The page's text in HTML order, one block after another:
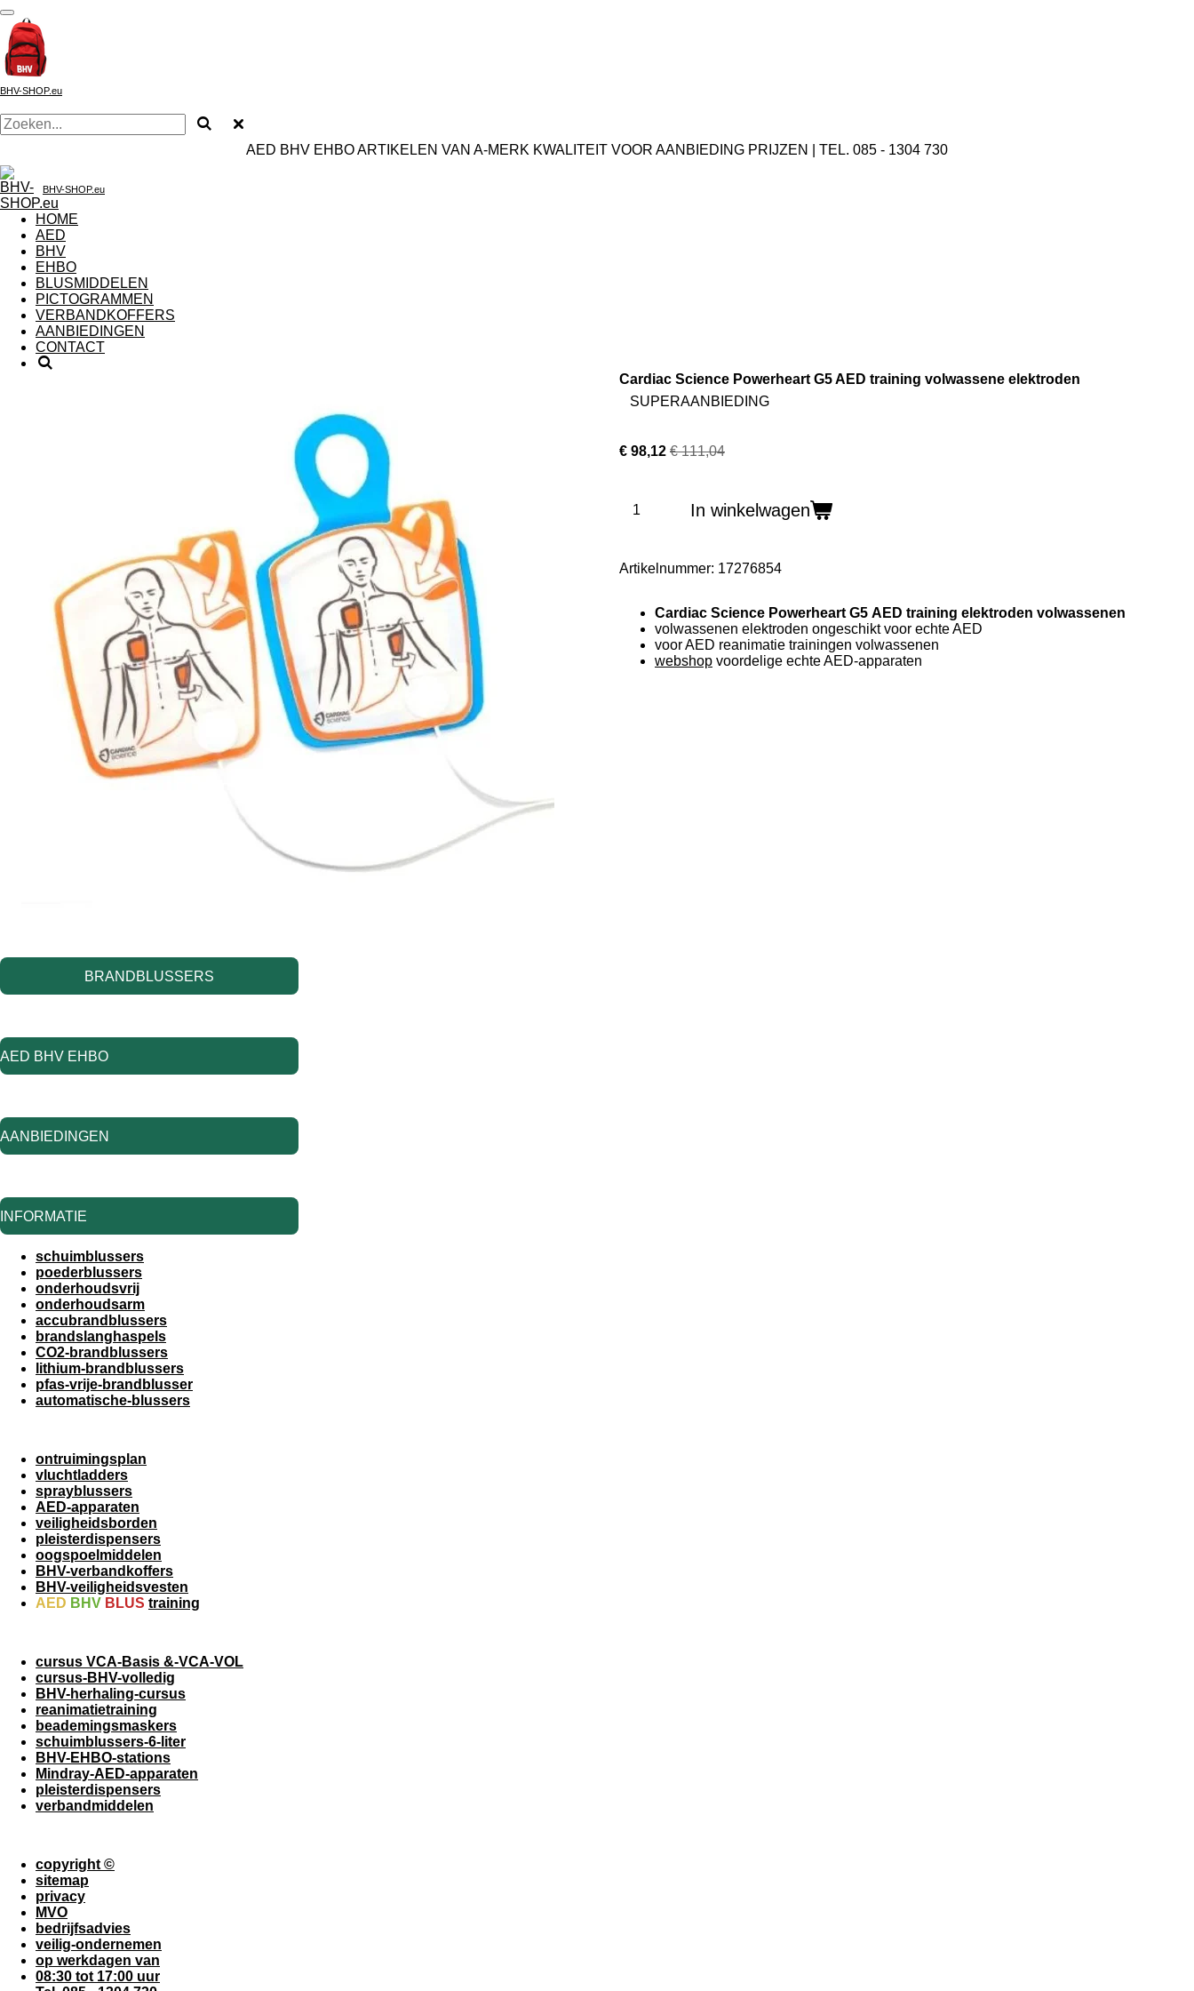
Ga
direct
naar
de
hoofdinhoud
BHV-SHOP.eu
AED BHV EHBO ARTIKELEN VAN A-MERK KWALITEIT VOOR AANBIEDING PRIJZEN | TEL. 085 - 1304 730
BHV-SHOP.eu
HOME
AED
BHV
EHBO
BLUSMIDDELEN
PICTOGRAMMEN
VERBANDKOFFERS
AANBIEDINGEN
CONTACT
Cardiac Science Powerheart G5 AED training volwassene elektroden
SUPERAANBIEDING
€ 98,12 € 111,04
In winkelwagen
Artikelnummer: 17276854
Cardiac Science Powerheart G5 AED training elektroden volwassenen
volwassenen elektroden ongeschikt voor echte AED
voor AED reanimatie trainingen volwassenen
webshop voordelige echte AED-apparaten
BRANDBLUSSERS
AED BHV EHBO
AANBIEDINGEN
INFORMATIE
schuimblussers
poederblussers
onderhoudsvrij
onderhoudsarm
accubrandblussers
brandslanghaspels
CO2-brandblussers
lithium-brandblussers
pfas-vrije-brandblusser
automatische-blussers
ontruimingsplan
vluchtladders
sprayblussers
AED-apparaten
veiligheidsborden
pleisterdispensers
oogspoelmiddelen
BHV-verbandkoffers
BHV-veiligheidsvesten
AED BHV BLUS training
cursus VCA-Basis &-VCA-VOL
cursus-BHV-volledig
BHV-herhaling-cursus
reanimatietraining
beademingsmaskers
schuimblussers-6-liter
BHV-EHBO-stations
Mindray-AED-apparaten
pleisterdispensers
verbandmiddelen
copyright ©
sitemap
privacy
MVO
bedrijfsadvies
veilig-ondernemen
op werkdagen van
08:30 tot 17:00 uur